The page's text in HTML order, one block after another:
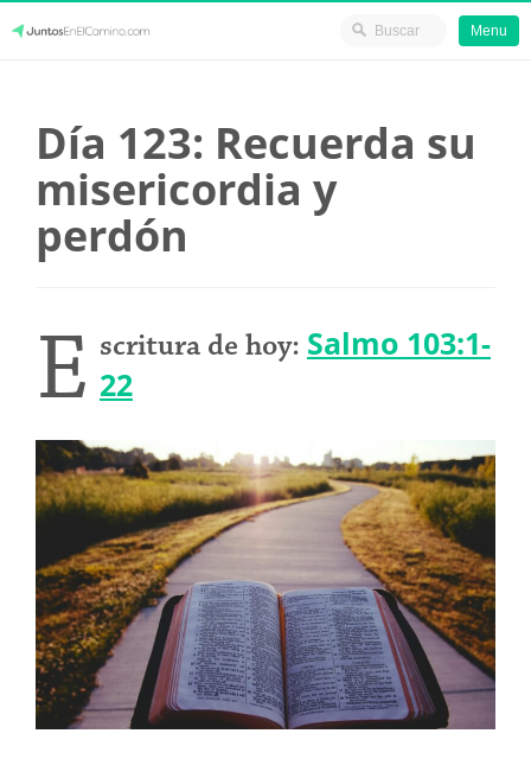
content
Menu
Día 123: Recuerda su
misericordia y
perdón
E scritura de hoy: Salmo 103:1-
22